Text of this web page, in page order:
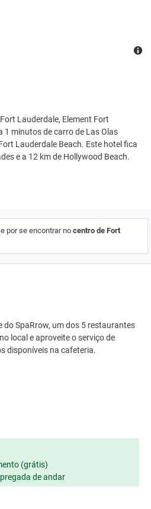
Lauderdale, Element Fort
minutos de carro de Las Olas
Lauderdale Beach. Este hotel fica
e a 12 km de Hollywood Beach.
por se encontrar no centro de Fort
do SpaRrow, um dos 5 restaurantes
local e aproveite o serviço de
disponíveis na cafeteria.
(grátis)
de andar